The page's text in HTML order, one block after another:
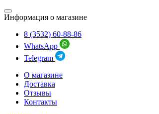
Информация о магазине
8 (3532) 60-88-86
WhatsApp
Telegram
О магазине
Доставка
Отзывы
Контакты